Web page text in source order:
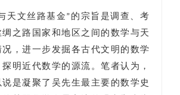
天文丝路基金”的宗旨是调查、考
之路国家和地区之间的数学与天
，进一步发掘各古代文明的数学
明近代数学的源流。笔者认为，
是凝聚了吴先生最主要的数学史